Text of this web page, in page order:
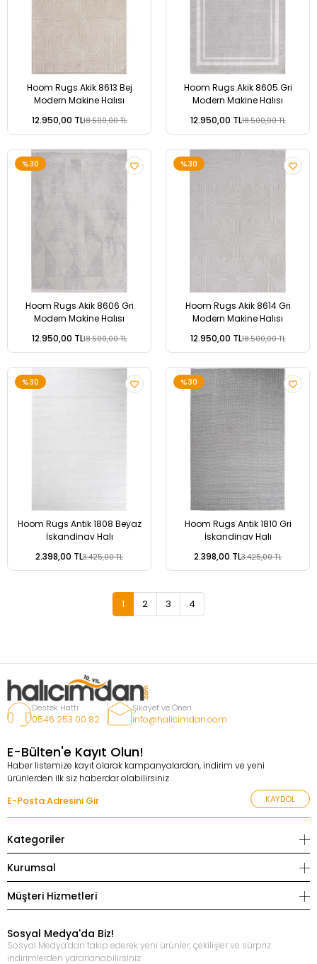
Hoom Rugs Akik 8613 Bej
Modern Makine Halısı
12.950,00 TL18.500,00 TL
Hoom Rugs Akik 8605 Gri
Modern Makine Halısı
12.950,00 TL18.500,00 TL
%30
Hoom Rugs Akik 8606 Gri
Modern Makine Halısı
12.950,00 TL18.500,00 TL
%30
Hoom Rugs Akik 8614 Gri
Modern Makine Halısı
12.950,00 TL18.500,00 TL
%30
Hoom Rugs Antik 1808 Beyaz
İskandinav Halı
2.398,00 TL3.425,00 TL
%30
Hoom Rugs Antik 1810 Gri
İskandinav Halı
2.398,00 TL3.425,00 TL
1 2 3 4
Destek Hattı
0546 253 00 82
Şikayet ve Öneri
info@halicimdan.com
E-Bülten'e Kayıt Olun!
Haber listemize kayıt olarak kampanyalardan, indirim ve yeni
ürünlerden ilk siz haberdar olabilirsiniz
KAYDOL
Kategoriler
Kurumsal
Müşteri Hizmetleri
Sosyal Medya'da Biz!
Sosyal Medya’dan takip ederek yeni ürünler, çekilişler ve sürpriz
indirimlerden yararlanabilirsiniz